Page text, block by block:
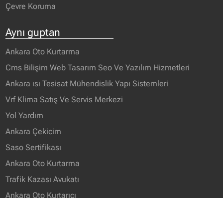
Çevre Koruma
Aynı guptan
Ankara Oto Kurtarma
Cms Bilişim Web Tasarım Seo Ve Yazılım Hizmetleri
Ankara ısı Tesisat Mühendislik Yapı Sistemleri
Vrf Klima Satış Ve Servis Merkezi
Yol Yardım
Ankara Çekicim
Saso Sertifikası
Ankara Oto Kurtarma
Trafik Kazası Avukatı
Ankara Oto Kurtarıcı